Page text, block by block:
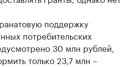
поддержку
потребительских
30 млн рублей,
только 23,7 млн –